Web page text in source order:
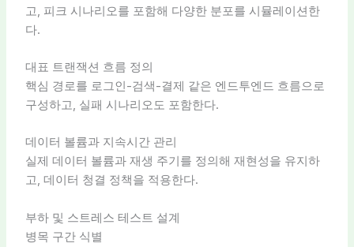
고, 피크 시나리오를 포함해 다양한 분포를 시뮬레이션한
다.
대표 트랜잭션 흐름 정의
핵심 경로를 로그인-검색-결제 같은 엔드투엔드 흐름으로
구성하고, 실패 시나리오도 포함한다.
데이터 볼륨과 지속시간 관리
실제 데이터 볼륨과 재생 주기를 정의해 재현성을 유지하
고, 데이터 청결 정책을 적용한다.
부하 및 스트레스 테스트 설계
병목 구간 식별